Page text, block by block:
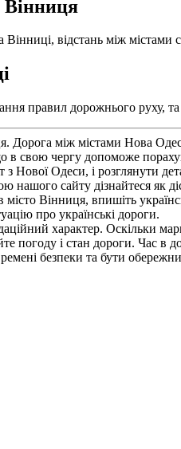
Вінниця
відстань між містами
правил дорожнього руху, та
між містами Нова
свою чергу допоможе
Одеси, і розглянути
сайту дізнайтеся як
Вінниця, впишіть
про українські дороги.
характер. Оскільки
і стан дороги. Час в
безпеки та бути